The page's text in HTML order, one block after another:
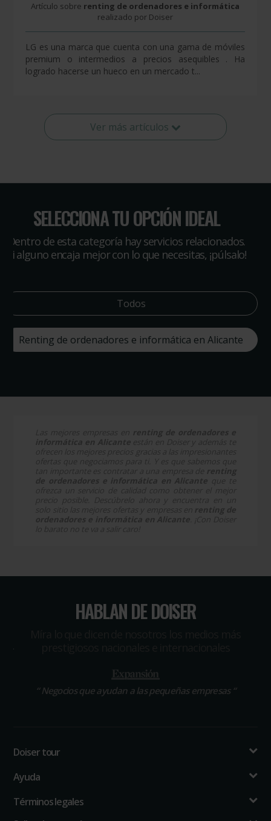
Artículo sobre renting de ordenadores e informática
realizado por Doiser
LG es una marca que cuenta con una gama de móviles
premium o intermedios a precios asequibles . Ha
logrado hacerse un hueco en un mercado t...
Ver más artículos
SELECCIONA TU OPCIÓN IDEAL
Dentro de esta categoría hay servicios relacionados.
Si alguno encaja mejor con lo que necesitas, ¡púlsalo!
Todos
Renting de ordenadores e informática en Alicante
HABLAN DE DOISER
“Negocios que ayudan a las pequeñas empresas “
Doiser tour
Ayuda
Términos legales